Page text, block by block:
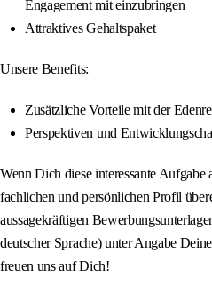
Engagement mit einzubringen
Attraktives Gehaltspaket
Unsere Benefits:
Zusätzliche Vorteile mit der
Perspektiven und
Wenn Dich diese interessante
fachlichen und persönlichen Profil
aussagekräftigen
deutscher Sprache) unter Angabe
freuen uns auf Dich!